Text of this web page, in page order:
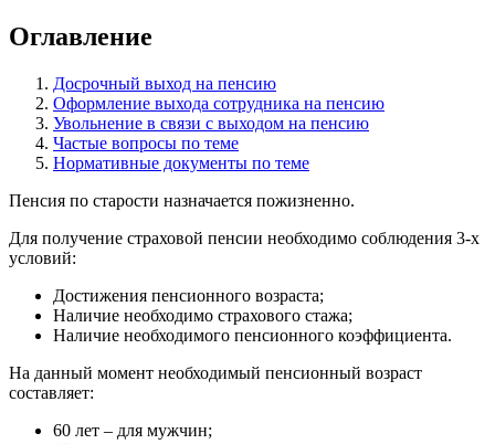
Оглавление
Досрочный выход на пенсию
Оформление выхода сотрудника на пенсию
Увольнение в связи с выходом на пенсию
Частые вопросы по теме
Нормативные документы по теме
Пенсия по старости назначается пожизненно.
Для получение страховой пенсии необходимо соблюдения 3-х
условий:
Достижения пенсионного возраста;
Наличие необходимо страхового стажа;
Наличие необходимого пенсионного коэффициента.
На данный момент необходимый пенсионный возраст
составляет:
60 лет – для мужчин;